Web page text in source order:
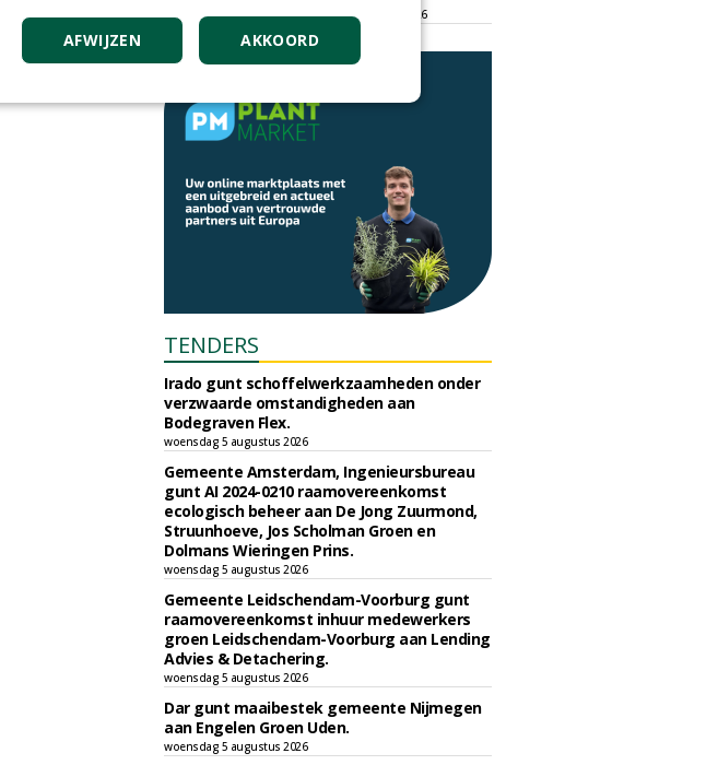
t/m vrijdag 18 september 2026
TENDERS
Irado gunt schoffelwerkzaamheden onder
verzwaarde omstandigheden aan
Bodegraven Flex.
woensdag 5 augustus 2026
Gemeente Amsterdam, Ingenieursbureau
gunt AI 2024-0210 raamovereenkomst
ecologisch beheer aan De Jong Zuurmond,
Struunhoeve, Jos Scholman Groen en
Dolmans Wieringen Prins.
woensdag 5 augustus 2026
Gemeente Leidschendam-Voorburg gunt
raamovereenkomst inhuur medewerkers
groen Leidschendam-Voorburg aan Lending
Advies & Detachering.
woensdag 5 augustus 2026
Dar gunt maaibestek gemeente Nijmegen
aan Engelen Groen Uden.
woensdag 5 augustus 2026
AKKOORD
AFWIJZEN